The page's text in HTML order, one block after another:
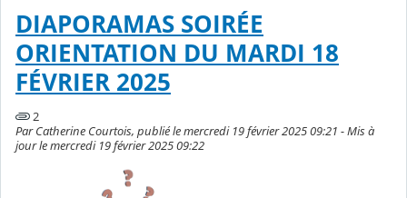
DIAPORAMAS SOIRÉE
ORIENTATION DU MARDI 18
FÉVRIER 2025
2
Par Catherine Courtois, publié le mercredi 19 février 2025 09:21 - Mis à
jour le mercredi 19 février 2025 09:22